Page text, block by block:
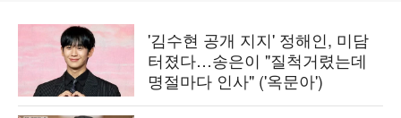
'김수현 공개 지지' 정해인, 미담
터졌다…송은이 "질척거렸는데
명절마다 인사" ('옥문아')